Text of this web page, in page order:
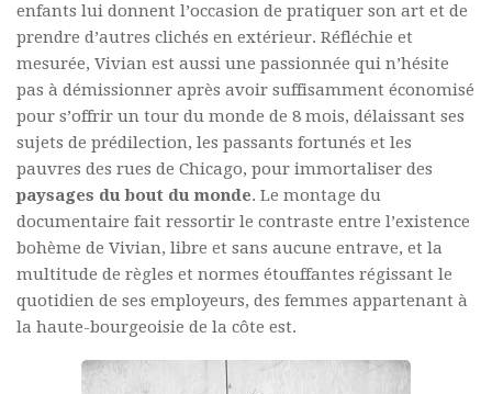
enfants lui donnent l’occasion de pratiquer son art et de
prendre d’autres clichés en extérieur. Réfléchie et
mesurée, Vivian est aussi une passionnée qui n’hésite
pas à démissionner après avoir suffisamment économisé
pour s’offrir un tour du monde de 8 mois, délaissant ses
sujets de prédilection, les passants fortunés et les
pauvres des rues de Chicago, pour immortaliser des
paysages du bout du monde. Le montage du
documentaire fait ressortir le contraste entre l’existence
bohème de Vivian, libre et sans aucune entrave, et la
multitude de règles et normes étouffantes régissant le
quotidien de ses employeurs, des femmes appartenant à
la haute-bourgeoisie de la côte est.